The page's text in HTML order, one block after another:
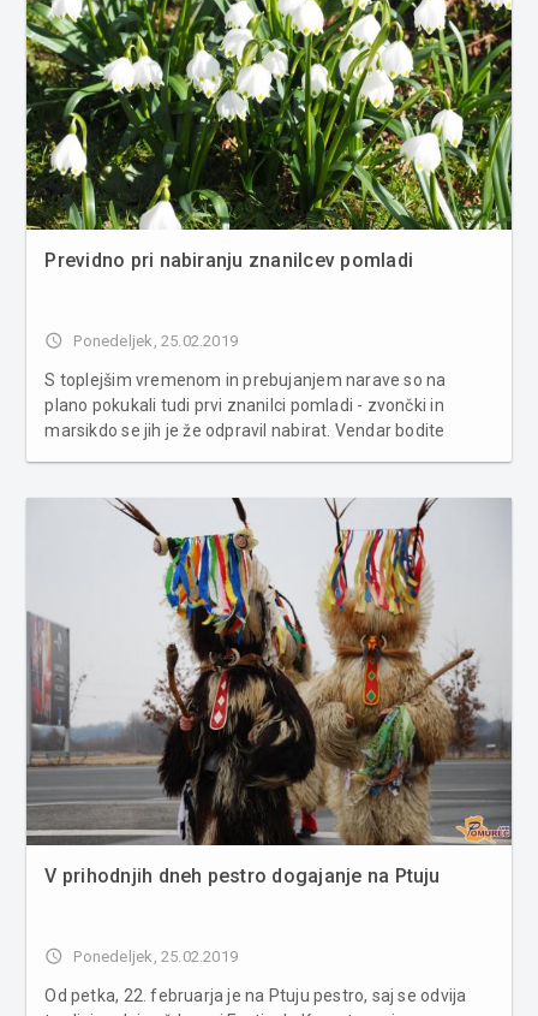
Previdno pri nabiranju znanilcev pomladi
access_time Ponedeljek, 25.02.2019
S toplejšim vremenom in prebujanjem narave so na
plano pokukali tudi prvi znanilci pomladi - zvončki in
marsikdo se jih je že odpravil nabirat. Vendar bodite
narcisovk niso zaš�...
V prihodnjih dneh pestro dogajanje na Ptuju
access_time Ponedeljek, 25.02.2019
Od petka, 22. februarja je na Ptuju pestro, saj se odvija